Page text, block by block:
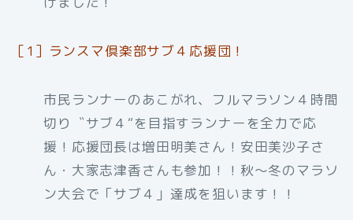
［1］ランスマ倶楽部サブ４応援団！
市民ランナーのあこがれ、フルマラソン４時間
切り〝サブ４“を目指すランナーを全力で応
援！応援団長は増田明美さん！安田美沙子さ
ん・大家志津香さんも参加！！秋～冬のマラソ
ン大会で「サブ４」達成を狙います！！